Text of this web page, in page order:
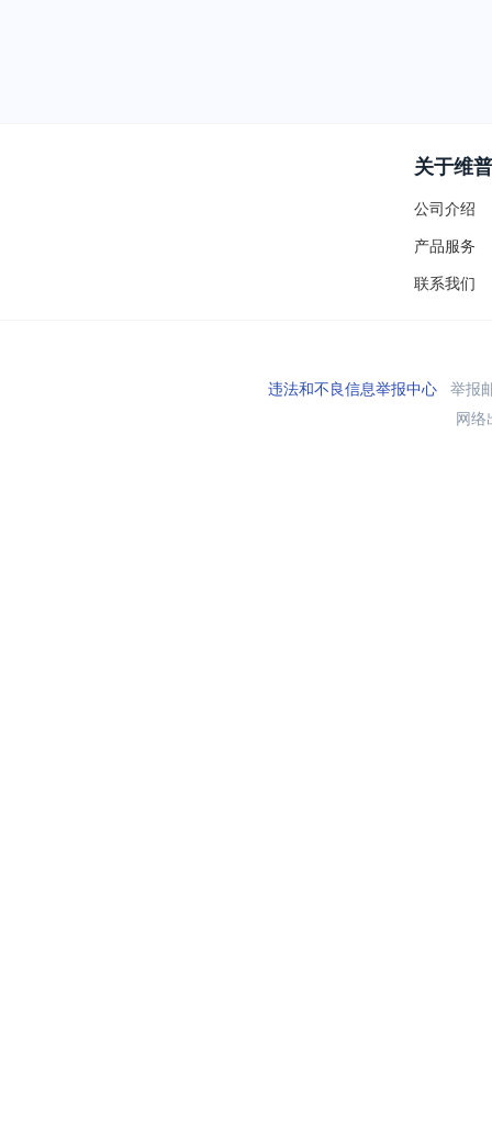
关于维普
公司介绍
产品服务
联系我们
违法和不良信息举报中心举报
网